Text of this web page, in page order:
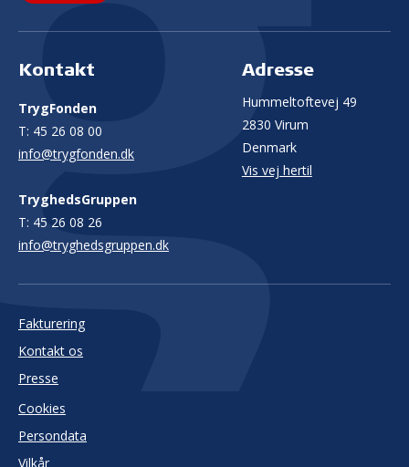
Kontakt
TrygFonden
T: 45 26 08 00
info@trygfonden.dk
TryghedsGruppen
T: 45 26 08 26
info@tryghedsgruppen.dk
Adresse
Hummeltoftevej 49
2830 Virum
Denmark
Vis vej hertil
Fakturering
Kontakt os
Presse
Cookies
Persondata
Vilkår